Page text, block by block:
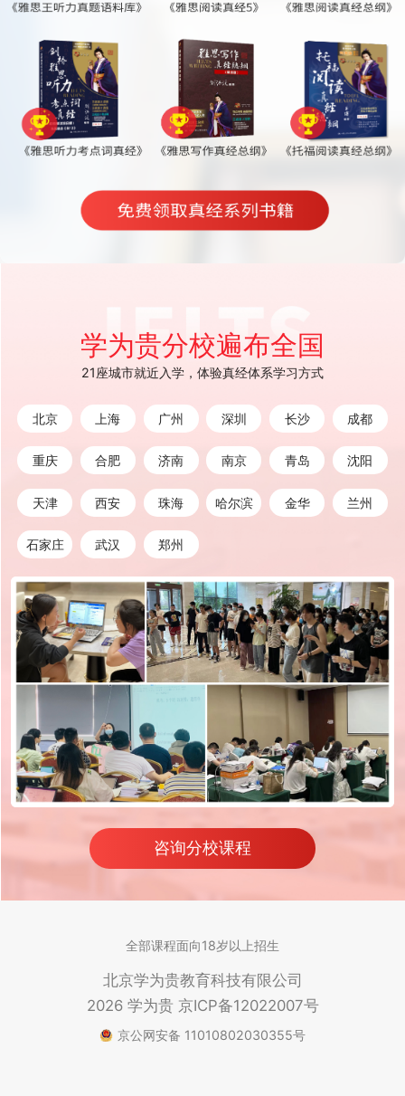
学为贵分校遍布全国
21座城市就近入学，体验真经体系学习方式
北京 上海 广州 深圳 长沙 成都
重庆 合肥 济南 南京 青岛 沈阳
天津 西安 珠海 哈尔滨 金华 兰州
石家庄 武汉 郑州
咨询分校课程
全部课程面向18岁以上招生
北京学为贵教育科技有限公司
2026 学为贵 京ICP备12022007号
京公网安备 11010802030355号